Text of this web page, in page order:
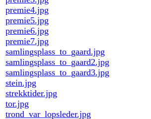
premie4.jpg
premie5.jpg
premie6.jpg
premie7.jpg
samlingsplass_to_gaard.jpg
samlingsplass_to_gaard2.jpg
samlingsplass_to_gaard3.jpg
stein.jpg
strekktider.jpg
tor.jpg
trond_var_lopsleder.jpg